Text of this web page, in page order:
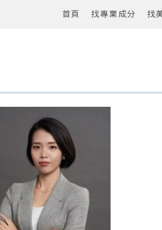
首頁 找專業成分 找